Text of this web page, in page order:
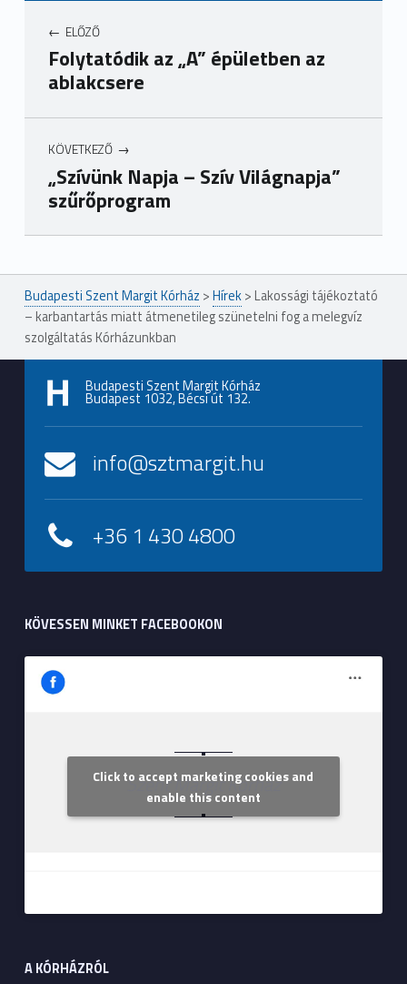
ELŐZŐ
Folytatódik az „A” épületben az
ablakcsere
KÖVETKEZŐ
„Szívünk Napja – Szív Világnapja”
szűrőprogram
Ugrás a főmenühöz
Budapesti Szent Margit Kórház >Hírek> Lakossági tájékoztató
– karbantartás miatt átmenetileg szünetelni fog a melegvíz
szolgáltatás Kórházunkban
Budapesti Szent Margit Kórház
Budapest 1032, Bécsi út 132.
info@sztmargit.hu
+36 1 430 4800
KÖVESSEN MINKET FACEBOOKON
Szent Margit Kórház
Click to accept marketing cookies and
enable this content
A KÓRHÁZRÓL